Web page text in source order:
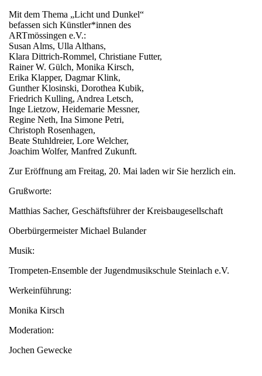
Mit dem Thema „Licht und Dunkel“
befassen sich Künstler*innen des
ARTmössingen e.V.:
Susan Alms, Ulla Althans,
Klara Dittrich-Rommel, Christiane Futter,
Rainer W. Gülch, Monika Kirsch,
Erika Klapper, Dagmar Klink,
Gunther Klosinski, Dorothea Kubik,
Friedrich Kulling, Andrea Letsch,
Inge Lietzow, Heidemarie Messner,
Regine Neth, Ina Simone Petri,
Christoph Rosenhagen,
Beate Stuhldreier, Lore Welcher,
Joachim Wolfer, Manfred Zukunft.
Zur Eröffnung am Freitag, 20. Mai laden wir Sie herzlich ein.
Grußworte:
Matthias Sacher, Geschäftsführer der Kreisbaugesellschaft
Oberbürgermeister Michael Bulander
Musik:
Trompeten-Ensemble der Jugendmusikschule Steinlach e.V.
Werkeinführung:
Monika Kirsch
Moderation:
Jochen Gewecke